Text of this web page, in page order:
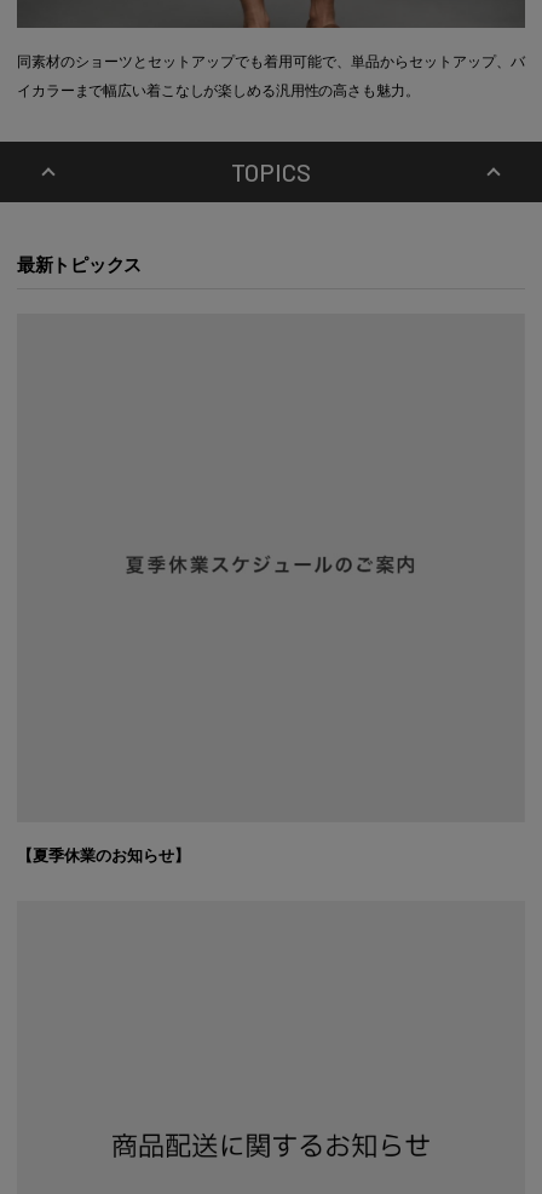
同素材のショーツとセットアップでも着用可能で、単品からセットアップ、バ
イカラーまで幅広い着こなしが楽しめる汎用性の高さも魅力。
TOPICS
最新トピックス
【夏季休業のお知らせ】